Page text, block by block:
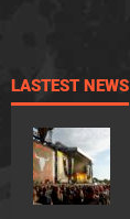
LASTEST NEWS